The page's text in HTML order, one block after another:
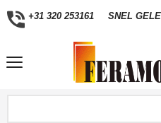
+31 320 253161 SNEL